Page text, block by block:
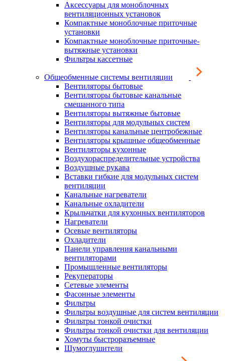
Аксессуары для моноблочных
вентиляционных установок
Компактные моноблочные приточные
установки
Компактные моноблочные приточные-
вытяжные установки
Фильтры кассетные
Общеобменные системы вентиляции
Вентиляторы бытовые
Вентиляторы бытовые канальные
смешанного типа
Вентиляторы вытяжные бытовые
Вентиляторы для модульных систем
Вентиляторы канальные центробежные
Вентиляторы крышные общеобменные
Вентиляторы кухонные
Воздухораспределительные устройства
Воздушные рукава
Вставки гибкие для модульных систем
вентиляции
Канальные нагреватели
Канальные охладители
Крыльчатки для кухонных вентиляторов
Нагреватели
Осевые вентиляторы
Охладители
Панели управления канальными
вентиляторами
Промышленные вентиляторы
Рекуператоры
Сетевые элементы
Фасонные элементы
Фильтры
Фильтры воздушные для систем вентиляции
Фильтры тонкой очистки
Фильтры тонкой очистки для вентиляции
Хомуты быстроразъемные
Шумоглушители